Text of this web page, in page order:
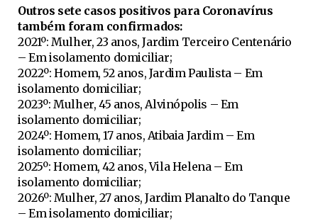
Outros sete casos positivos para Coronavírus
também foram confirmados:
2021º: Mulher, 23 anos, Jardim Terceiro Centenário
– Em isolamento domiciliar;
2022º: Homem, 52 anos, Jardim Paulista – Em
isolamento domiciliar;
2023º: Mulher, 45 anos, Alvinópolis – Em
isolamento domiciliar;
2024º: Homem, 17 anos, Atibaia Jardim – Em
isolamento domiciliar;
2025º: Homem, 42 anos, Vila Helena – Em
isolamento domiciliar;
2026º: Mulher, 27 anos, Jardim Planalto do Tanque
– Em isolamento domiciliar;